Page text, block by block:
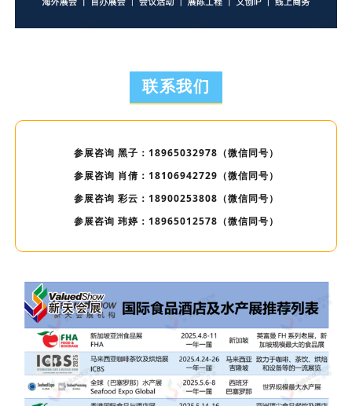
联系我们
参展咨询 黑子：18965032978（微信同号）
参展咨询 肖倩：18106942729（微信同号）
参展咨询 彩云：18900253808（微信同号）
参展咨询 玮婷 ：18965012578 （微信同号）